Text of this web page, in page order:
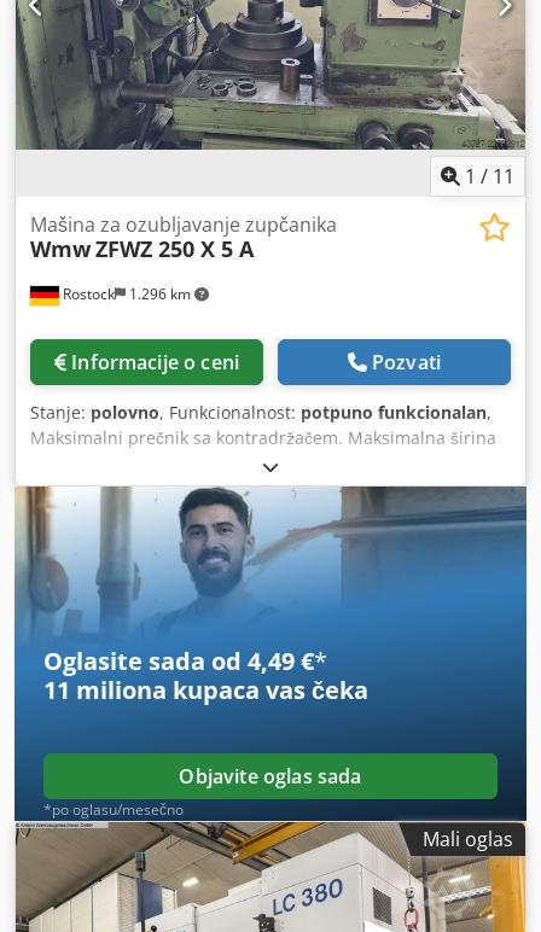
1 / 11
Rostock 1.296 km
Mašina za ozubljavanje zupčanika
WmwZFWZ 250 X 5 A
Informacije o ceni Pozvati
Stanje: polovno, Funkcionalnost: potpuno funkcionalan,
Maksimalni prečnik sa kontradržačem. Maksimalna širina
zuba za aksijalno glodanje: Pravo zupčanje 250 mm
spoljašnji prečnik, 50 - 100 mm spoljašnji prečnik, 100 -
250 mm. Spiralno zupčanje do 45° nagiba zuba, spoljašnji
prečnik 35 - 100 mm, spoljašnji prečnik 100 - 250 mm.
Maksimalna širina zuba za radijalno-aksijalno glodanje.
Maksimalni modul. Maksimalni nagib zuba. Najmanji broj
zuba za obradu: 190 mm, 200 mm, 140 mm, 200 mm, 240
mm, 5 mm, proizvoljno. Alat: maksimalni prečnik 140 mm,
maksimalna dužina 165 mm. Maksimalno tangencijalno
pomeranje glodalice 100 mm, maksimalno vertikalno
prečnik steznog stola 300 mm. 110 mm, 350皿. Cedpfx
Ajzhhcascterf
Oglasite sada od 4,49 €*
11 miliona kupaca vas čeka
Objavite oglas sada
*po oglasu/mesečno
Mali oglas